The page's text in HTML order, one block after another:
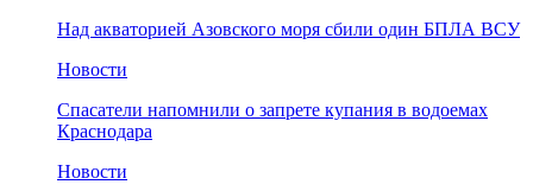
Над акваторией Азовского моря сбили один БПЛА ВСУ
Новости
Спасатели напомнили о запрете купания в водоемах
Краснодара
Новости